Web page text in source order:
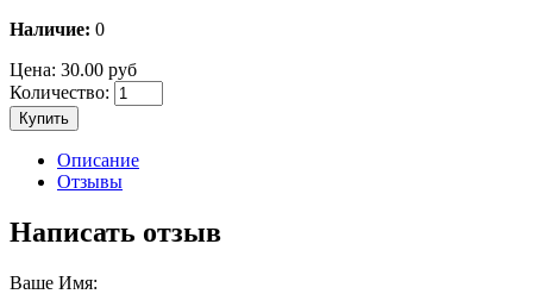
Наличие: 0
Цена: 30.00 руб
Количество:
Купить
Описание
Отзывы
Написать отзыв
Ваше Имя: